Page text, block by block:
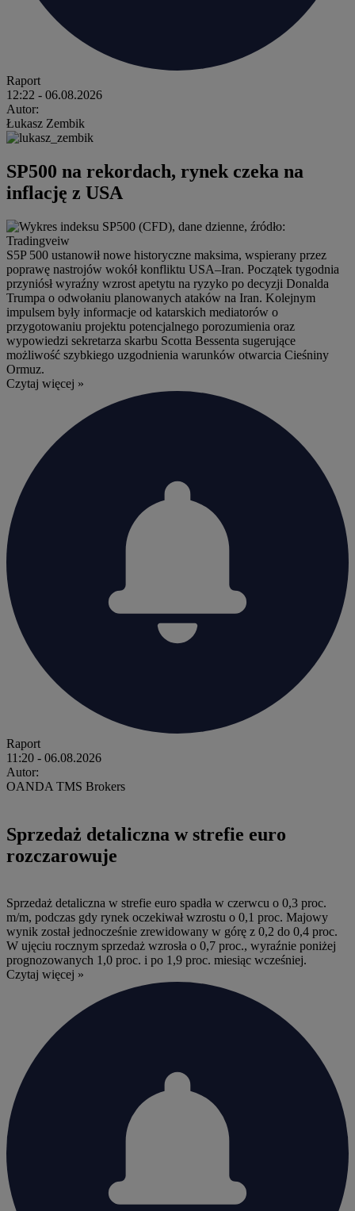
Raport
12:22 - 06.08.2026
Autor:
Łukasz Zembik
SP500 na rekordach, rynek czeka na
inflację z USA
S5P 500 ustanowił nowe historyczne maksima, wspierany przez
poprawę nastrojów wokół konfliktu USA–Iran. Początek tygodnia
przyniósł wyraźny wzrost apetytu na ryzyko po decyzji Donalda
Trumpa o odwołaniu planowanych ataków na Iran. Kolejnym
impulsem były informacje od katarskich mediatorów o
przygotowaniu projektu potencjalnego porozumienia oraz
wypowiedzi sekretarza skarbu Scotta Bessenta sugerujące
możliwość szybkiego uzgodnienia warunków otwarcia Cieśniny
Ormuz.
Czytaj więcej »
Raport
11:20 - 06.08.2026
Autor:
OANDA TMS Brokers
Sprzedaż detaliczna w strefie euro
rozczarowuje
Sprzedaż detaliczna w strefie euro spadła w czerwcu o 0,3 proc.
m/m, podczas gdy rynek oczekiwał wzrostu o 0,1 proc. Majowy
wynik został jednocześnie zrewidowany w górę z 0,2 do 0,4 proc.
W ujęciu rocznym sprzedaż wzrosła o 0,7 proc., wyraźnie poniżej
prognozowanych 1,0 proc. i po 1,9 proc. miesiąc wcześniej.
Czytaj więcej »